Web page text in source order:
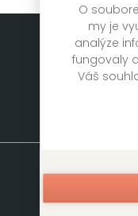
O
my je
analýze
fungovaly
Váš
Knihy